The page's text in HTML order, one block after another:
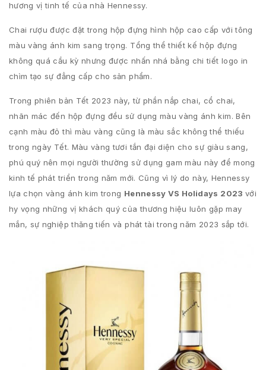
hương vị tinh tế của nhà Hennessy.
Chai rượu được đặt trong hộp đựng hình hộp cao cấp với tông
màu vàng ánh kim sang trọng. Tổng thể thiết kế hộp đựng
không quá cầu kỳ nhưng được nhấn nhá bằng chi tiết logo in
chìm tạo sự đẳng cấp cho sản phẩm.
Trong phiên bản Tết 2023 này, từ phần nắp chai, cổ chai,
nhãn mác đến hộp đựng đều sử dụng màu vàng ánh kim. Bên
cạnh màu đỏ thì màu vàng cũng là màu sắc không thể thiếu
trong ngày Tết. Màu vàng tươi tắn đại diện cho sự giàu sang,
phú quý nên mọi người thường sử dụng gam màu này để mong
kinh tế phát triển trong năm mới. Cũng vì lý do này, Hennessy
lựa chọn vàng ánh kim trong Hennessy VS Holidays 2023 với
hy vọng những vị khách quý của thương hiệu luôn gặp may
mắn, sự nghiệp thăng tiến và phát tài trong năm 2023 sắp tới.